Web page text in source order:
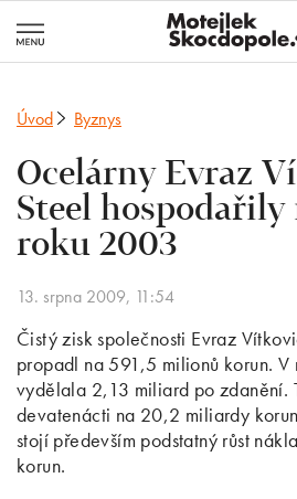
Úvod Byznys
Ocelárny Evraz
Steel hospodařily
roku 2003
13. srpna 2009, 11:54
Čistý zisk společnosti Evraz
propadl na 591,5 milionů korun.
vydělala 2,13 miliard po zdanění.
devatenácti na 20,2 miliardy
stojí především podstatný růst
korun.